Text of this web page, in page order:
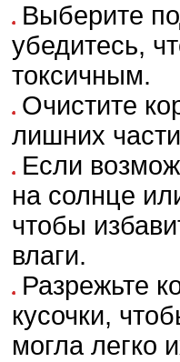
Выберите
убедитесь,
токсичным.
Очистите
лишних
Если
на солнце
чтобы
влаги.
Разрежьте
кусочки,
могла легко